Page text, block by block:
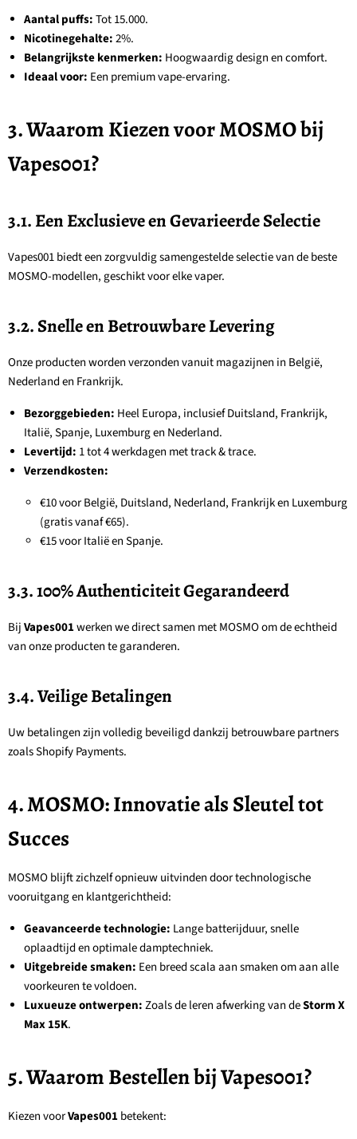
Aantal puffs:Tot 15.000.
Nicotinegehalte:2%.
Belangrijkste kenmerken: Hoogwaardig design en comfort.
Ideaal voor: Een premium vape-ervaring.
3. Waarom Kiezen voor MOSMO bij
Vapes001?
3.1. Een Exclusieve en Gevarieerde Selectie
Vapes001 biedt een zorgvuldig samengestelde selectie van de beste
MOSMO-modellen, geschikt voor elke vaper.
3.2. Snelle en Betrouwbare Levering
Onze producten worden verzonden vanuit magazijnen in België,
Nederland en Frankrijk.
Bezorggebieden: Heel Europa, inclusief Duitsland, Frankrijk,
Italië, Spanje, Luxemburg en Nederland.
Levertijd: 1 tot 4 werkdagen met track & trace.
Verzendkosten:
€10 voor België, Duitsland, Nederland, Frankrijk en Luxemburg
(gratis vanaf €65).
€15 voor Italië en Spanje.
3.3. 100% Authenticiteit Gegarandeerd
BijVapes001werken we direct samen met MOSMO om de echtheid
van onze producten te garanderen.
3.4. Veilige Betalingen
Uw betalingen zijn volledig beveiligd dankzij betrouwbare partners
zoals Shopify Payments.
4. MOSMO: Innovatie als Sleutel tot
Succes
MOSMO blijft zichzelf opnieuw uitvinden door technologische
vooruitgang en klantgerichtheid:
Geavanceerde technologie: Lange batterijduur, snelle
oplaadtijd en optimale damptechniek.
Uitgebreide smaken: Een breed scala aan smaken om aan alle
voorkeuren te voldoen.
Luxueuze ontwerpen:Zoals de leren afwerking van deStorm X
Max 15K.
5. Waarom Bestellen bij Vapes001?
Kiezen voorVapes001betekent: